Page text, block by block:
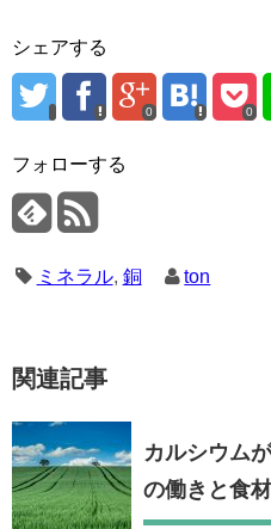
シェアする
0 0
フォローする
ミネラル, 銅 ton
関連記事
カルシウム
の働きと食